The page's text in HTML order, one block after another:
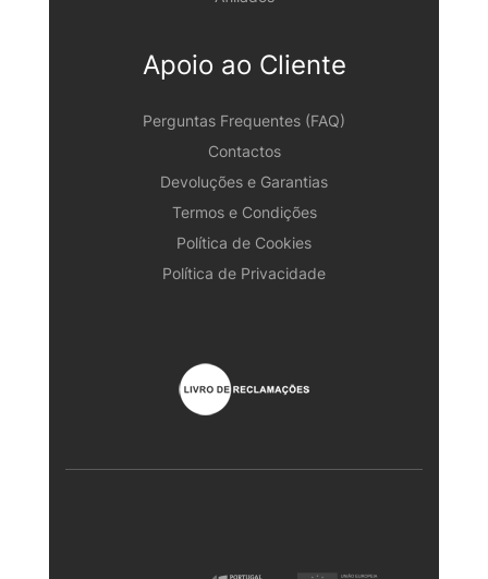
Apoio ao Cliente
Perguntas Frequentes (FAQ)
Contactos
Devoluções e Garantias
Termos e Condições
Política de Cookies
Política de Privacidade